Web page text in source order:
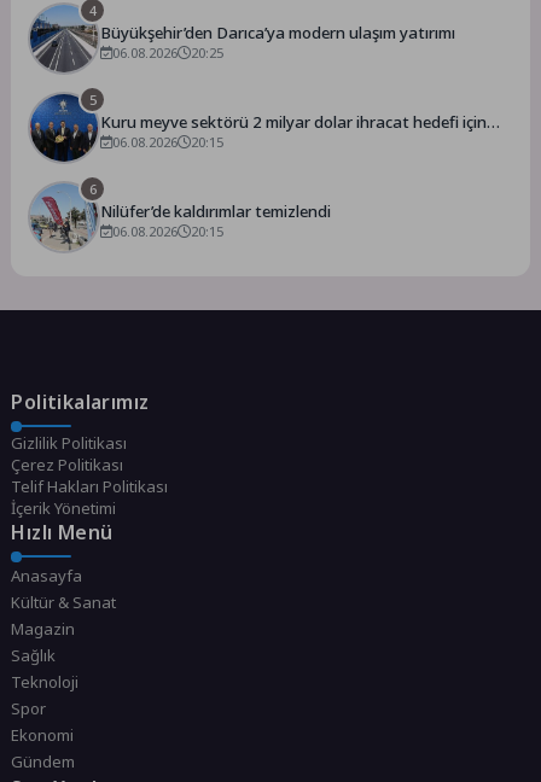
4
Büyükşehir’den Darıca’ya modern ulaşım yatırımı
06.08.2026 20:25
5
Kuru meyve sektörü 2 milyar dolar ihracat hedefi için
Ankara’dan destek istedi
06.08.2026 20:15
6
Nilüfer’de kaldırımlar temizlendi
06.08.2026 20:15
Politikalarımız
Gizlilik Politikası
Çerez Politikası
Telif Hakları Politikası
İçerik Yönetimi
Hızlı Menü
Anasayfa
Kültür & Sanat
Magazin
Sağlık
Teknoloji
Spor
Ekonomi
Gündem